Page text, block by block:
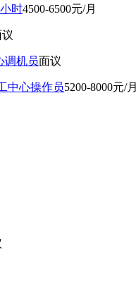
时4500-6500元/月
调机员面议
中心操作员5200-8000元/月